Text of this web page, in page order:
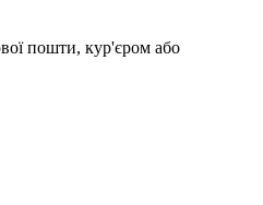
пошти, кур'єром або